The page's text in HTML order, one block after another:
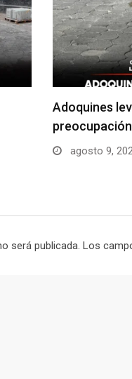
Adoquines
agosto 9,
será publicada. Los